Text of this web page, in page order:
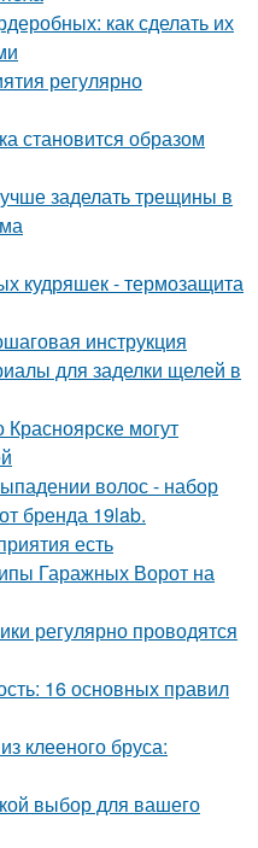
как сделать их
регулярно
становится образом
заделать трещины в
кудряшек - термозащита
инструкция
для заделки щелей в
могут
волос - набор
бренда 19lab.
есть
Гаражных Ворот на
регулярно проводятся
16 основных правил
клееного бруса:
выбор для вашего